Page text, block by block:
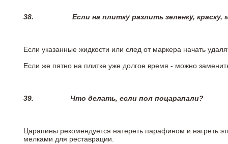
38. Если на плитку разлить зеленку,
Если указанные жидкости или след от маркера начать
Если же пятно на плитке уже долгое время - можно
39. Что делать, если пол поцарапали?
Царапины рекомендуется натереть парафином и нагреть
мелками для реставрации.